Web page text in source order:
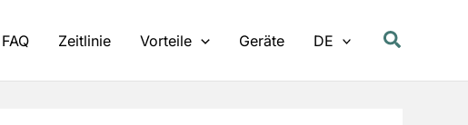
FAQ Zeitlinie Vorteile Geräte DE